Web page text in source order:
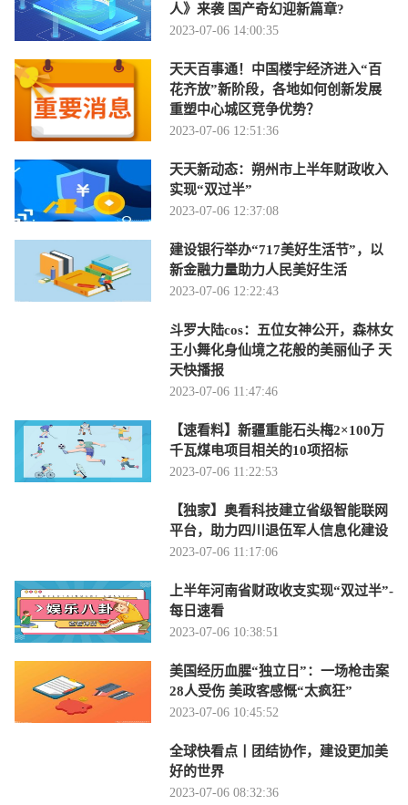
人》来袭 国产奇幻迎新篇章?
2023-07-06 14:00:35
天天百事通！中国楼宇经济进入“百
花齐放”新阶段，各地如何创新发展
重塑中心城区竞争优势？
2023-07-06 12:51:36
天天新动态：朔州市上半年财政收入
实现“双过半”
2023-07-06 12:37:08
建设银行举办“717美好生活节”，以
新金融力量助力人民美好生活
2023-07-06 12:22:43
斗罗大陆cos：五位女神公开，森林女
王小舞化身仙境之花般的美丽仙子 天
天快播报
2023-07-06 11:47:46
【速看料】新疆重能石头梅2×100万
千瓦煤电项目相关的10项招标
2023-07-06 11:22:53
【独家】奥看科技建立省级智能联网
平台，助力四川退伍军人信息化建设
2023-07-06 11:17:06
上半年河南省财政收支实现“双过半”-
每日速看
2023-07-06 10:38:51
美国经历血腥“独立日”：一场枪击案
28人受伤 美政客感慨“太疯狂”
2023-07-06 10:45:52
全球快看点丨团结协作，建设更加美
好的世界
2023-07-06 08:32:36